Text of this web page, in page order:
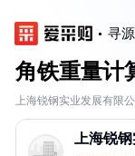
寻
角铁重量计
上海锐钢实业发展有限公
上海锐